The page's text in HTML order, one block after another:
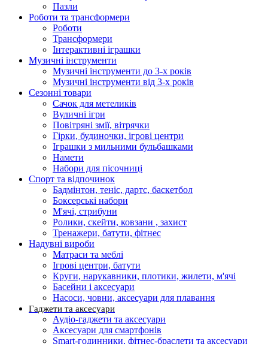
Пазли
Роботи та трансформери
Роботи
Трансформери
Інтерактивні іграшки
Музичні інструменти
Музичні інструменти до 3-х років
Музичні інструменти від 3-х років
Сезонні товари
Сачок для метеликів
Вуличні ігри
Повітряні змії, вітрячки
Гірки, будиночки, ігрові центри
Іграшки з мильними бульбашками
Намети
Набори для пісочниці
Спорт та відпочинок
Бадмінтон, теніс, дартс, баскетбол
Боксерські набори
М'ячі, стрибуни
Ролики, скейти, ковзани , захист
Тренажери, батути, фітнес
Надувні вироби
Матраси та меблі
Ігрові центри, батути
Круги, нарукавники, плотики, жилети, м'ячі
Басейни і аксесуари
Насоси, човни, аксесуари для плавання
Гаджети та аксесуари
Аудіо-гаджети та аксесуари
Аксесуари для смартфонів
Smart-годинники, фітнес-браслети та аксесуари